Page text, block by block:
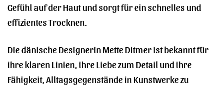
Gefühl auf der Haut und sorgt für ein schnelles und
effizientes Trocknen.
Die dänische Designerin Mette Ditmer ist bekannt für
ihre klaren Linien, ihre Liebe zum Detail und ihre
Fähigkeit, Alltagsgegenstände in Kunstwerke zu